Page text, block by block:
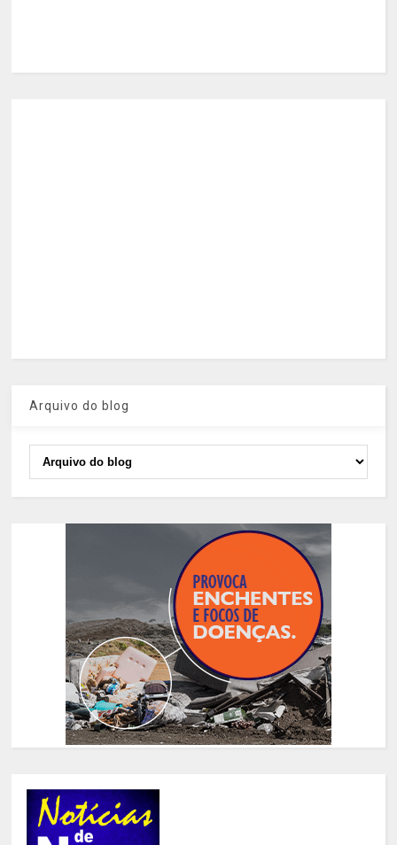
Arquivo do blog